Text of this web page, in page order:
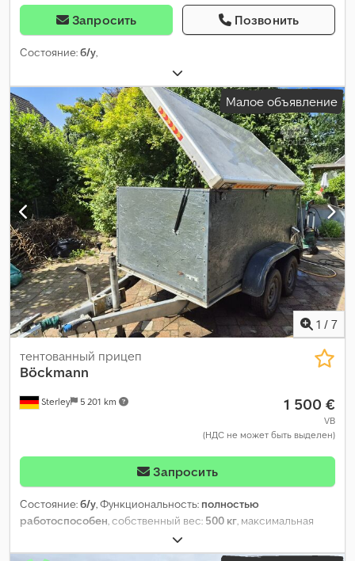
Запросить Позвонить
Состояние:б/у,
Малое объявление
1 / 7
Sterley 5 201 km
тентованный прицеп
Böckmann
1 500 €
VB
(НДС не может быть выделен)
Запросить
Состояние:б/у, Функциональность: полностью
работоспособен, собственный вес: 500 кг, максимальная
, конфигурация осей:
следующая проверка (TÜV):09/2026, общая длина:2 660 мм,